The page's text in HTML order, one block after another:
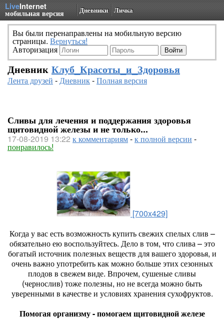
LiveInternet
мобильная версия Дневники Личка
Вы были перенаправлены на мобильную версию
страницы. Вернуться!
Авторизация
Дневник Клуб_Красоты_и_Здоровья
Лента друзей -Дневник-Полная версия
Сливы для лечения и поддержания здоровья
щитовидной железы и не только...
17-08-2019 13:22 к комментариям-к полной версии -
понравилось!
[700x429]
Когда у вас есть возможность купить свежих спелых слив –
обязательно ею воспользуйтесь. Дело в том, что слива – это
богатый источник полезных веществ для вашего здоровья, и
очень важно употребить как можно больше этих сезонных
плодов в свежем виде. Впрочем, сушеные сливы
(чернослив) тоже полезны, но не всегда можно быть
уверенными в качестве и условиях хранения сухофруктов.
Помогая организму - помогаем щитовидной железе